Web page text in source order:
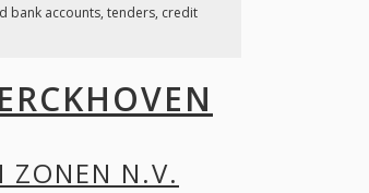
bank accounts, tenders, credit
ZONEN N.V.